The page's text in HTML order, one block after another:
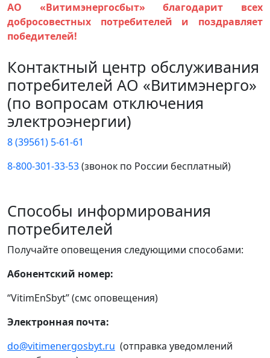
АО «Витимэнергосбыт» благодарит всех
добросовестных потребителей и поздравляет
победителей!
Контактный центр обслуживания
потребителей АО «Витимэнерго»
(по вопросам отключения
электроэнергии)
8 (39561) 5-61-61
8-800-301-33-53(звонок по России бесплатный)
Способы информирования
потребителей
Получайте оповещения следующими способами:
Абонентский номер:
“VitimEnSbyt” (смс оповещения)
Электронная почта:
do@vitimenergosbyt.ru (отправка уведомлений